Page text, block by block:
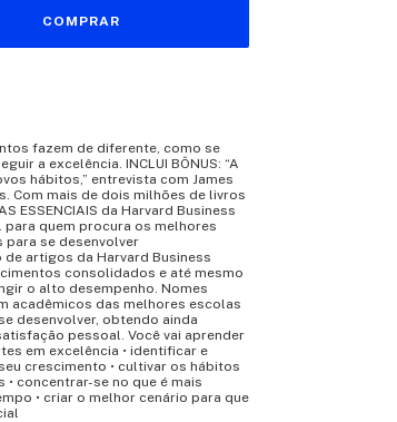
fazem de diferente, como se
a excelência. INCLUI BÔNUS: “A
hábitos,” entrevista com James
Com mais de dois milhões de livros
ESSENCIAIS da Harvard Business
para quem procura os melhores
se desenvolver
artigos da Harvard Business
consolidados e até mesmo
o alto desempenho. Nomes
acadêmicos das melhores escolas
desenvolver, obtendo ainda
pessoal. Você vai aprender
em excelência • identificar e
crescimento • cultivar os hábitos
concentrar-se no que é mais
• criar o melhor cenário para que